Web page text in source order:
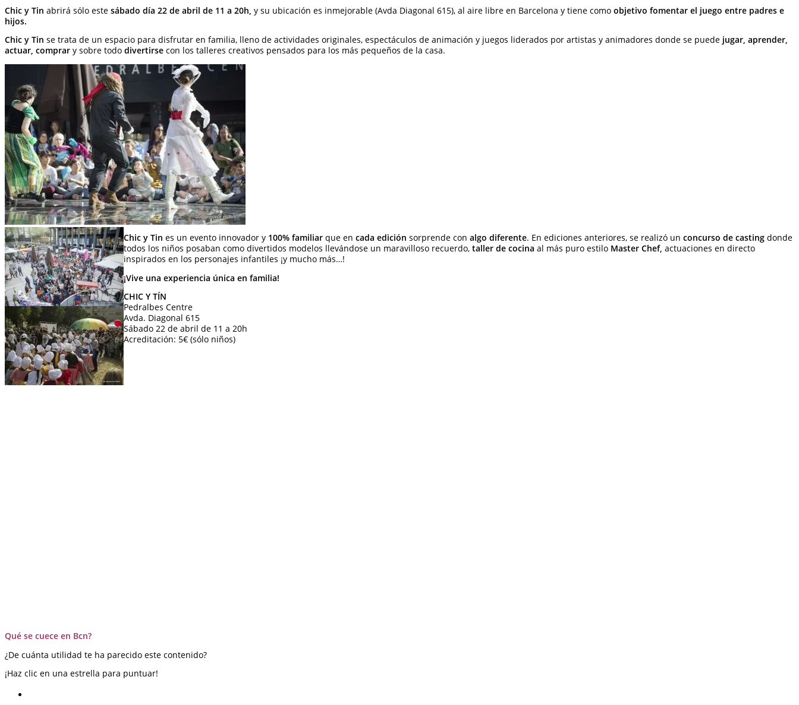
Chic y Tin abrirá sólo este sábado día 22 de abril de 11 a 20h, y su ubicación es inmejorable (Avda Diagonal 615), al aire libre en Barcelona y tiene como objetivo fomentar el juego entre padres e
hijos.
Chic y Tin se trata de un espacio para disfrutar en familia, lleno de actividades originales, espectáculos de animación y juegos liderados por artistas y animadores donde se puede jugar, aprender,
actuar, comprar y sobre todo divertirse con los talleres creativos pensados para los más pequeños de la casa.
Chic y Tin es un evento innovador y 100% familiar que en cada edición sorprende con algo diferente. En ediciones anteriores, se realizó un concurso de casting donde
todos los niños posaban como divertidos modelos llevándose un maravilloso recuerdo, taller de cocina al más puro estilo Master Chef, actuaciones en directo
inspirados en los personajes infantiles ¡y mucho más…!
¡Vive una experiencia única en familia!
CHIC Y TÍN
Pedralbes Centre
Avda. Diagonal 615
Sábado 22 de abril de 11 a 20h
Acreditación: 5€ (sólo niños)
Qué se cuece en Bcn?
¿De cuánta utilidad te ha parecido este contenido?
¡Haz clic en una estrella para puntuar!